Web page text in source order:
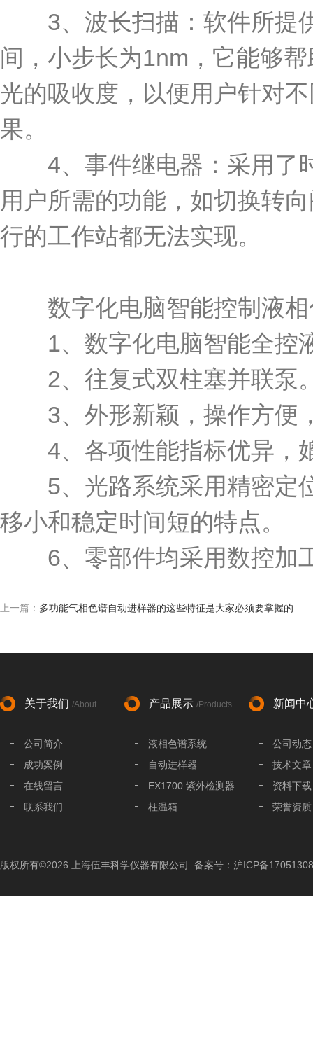
3、波长扫描：软件所提
间，小步长为1nm，它能够
光的吸收度，以便用户针对
果。
4、事件继电器：采用了
用户所需的功能，如切换转
行的工作站都无法实现。
数字化电脑智能控制液相
1、数字化电脑智能全控
2、往复式双柱塞并联泵
3、外形新颖，操作方便
4、各项性能指标优异，
5、光路系统采用精密定
移小和稳定时间短的特点。
6、零部件均采用数控加
上一篇： 多功能气相色谱自动进样器的这些特征是大家必须要掌握的
关于我们 /About
公司简介
成功案例
在线留言
联系我们
产品展示 /Products
液相色谱系统
自动进样器
EX1700 紫外检测器
柱温箱
色谱工作站
新闻中
公司动态
技术文章
资料下载
荣誉资质
版权所有©2026 上海伍丰科学仪器有限公司 备案号：沪ICP备